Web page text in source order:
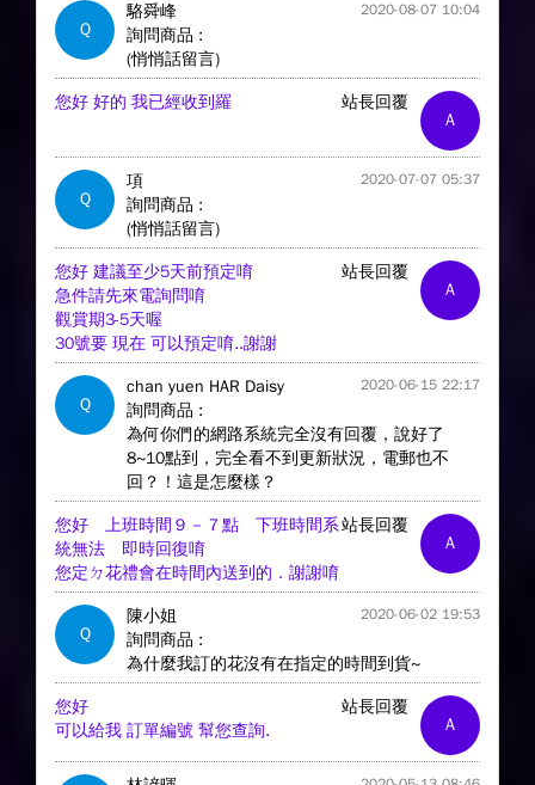
Q
駱舜峰 2020-08-07 10:04
詢問商品 :
(悄悄話留言)
A
站長回覆
您好 好的 我已經收到羅
Q
項 2020-07-07 05:37
詢問商品 :
(悄悄話留言)
A
站長回覆
您好 建議至少5天前預定唷
急件請先來電詢問唷
觀賞期3-5天喔
30號要 現在 可以預定唷..謝謝
Q
chan yuen HAR Daisy 2020-06-15 22:17
詢問商品 :
為何你們的網路系統完全沒有回覆，說好了
8~10點到，完全看不到更新狀況，電郵也不
回？！這是怎麼樣？
A
站長回覆
您好 上班時間９－７點 下班時間系
統無法 即時回復唷
您定ㄉ花禮會在時間內送到的．謝謝唷
Q
陳小姐 2020-06-02 19:53
詢問商品 :
為什麼我訂的花沒有在指定的時間到貨~
A
站長回覆
您好
可以給我 訂單編號 幫您查詢.